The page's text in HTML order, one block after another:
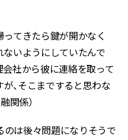
ってきたら鍵が開かなく
ないようにしていたんで
会社から彼に連絡を取って
、そこまですると思わな
関係）
は後々問題になりそうで